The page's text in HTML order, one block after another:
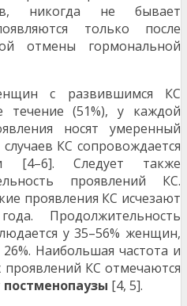
никогда не бывает
только после
отмены гормональной
с развившимся КС
течение (51%), у каждой
носят умеренный
КС сопровождается
[4–6]. Следует также
проявлений КС.
проявления КС исчезают
Продолжительность
у 35–56% женщин,
Наибольшая частота и
КС отмечаются
постменопаузы [4, 5].